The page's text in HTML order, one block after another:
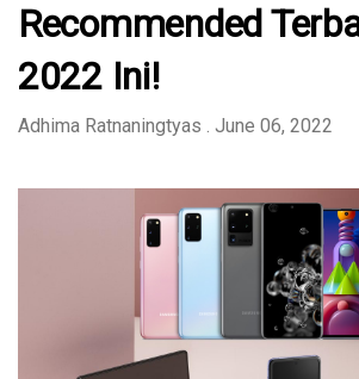
Recommended
2022 Ini!
Adhima Ratnaningtyas . June 06, 2022